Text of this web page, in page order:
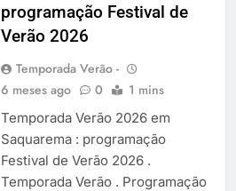
Temporada Verão 2027
programação Festival de
Verão 2026
Temporada Verão -
6 meses ago
0 1 mins
Temporada Verão 2026 em
Saquarema : programação
Festival de Verão 2026 .
Temporada Verão . Programação